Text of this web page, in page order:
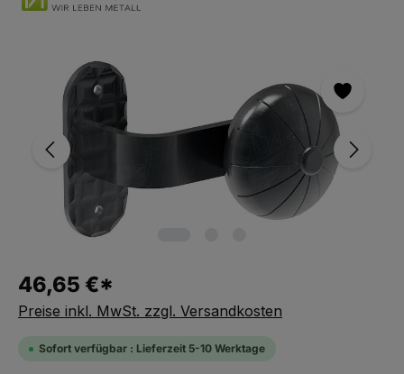
Bildergalerie überspringen
46,65 €*
Preise inkl. MwSt. zzgl. Versandkosten
Sofort verfügbar : Lieferzeit 5-10 Werktage